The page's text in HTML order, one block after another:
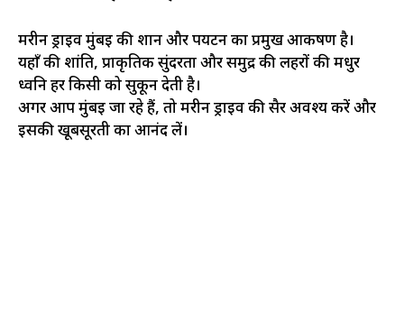
मरीन ड्राइव मुंबई की शान और पर्यटन का प्रमुख आकर्षण है।
यहाँ की शांति, प्राकृतिक सुंदरता और समुद्र की लहरों की मधुर
ध्वनि हर किसी को सुकून देती है।
अगर आप मुंबई जा रहे हैं, तो मरीन ड्राइव की सैर अवश्य करें और
इसकी खूबसूरती का आनंद लें।